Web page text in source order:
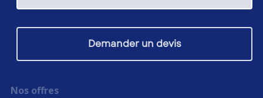
Demander un devis
Nos offres